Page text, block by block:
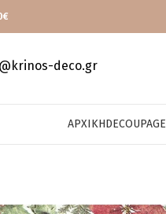
deco.gr
ΑΡΧΙΚΉDECOUPAGE